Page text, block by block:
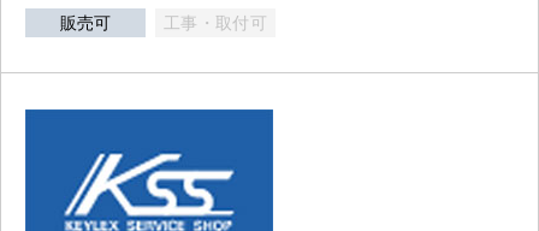
販売可 工事・取付可